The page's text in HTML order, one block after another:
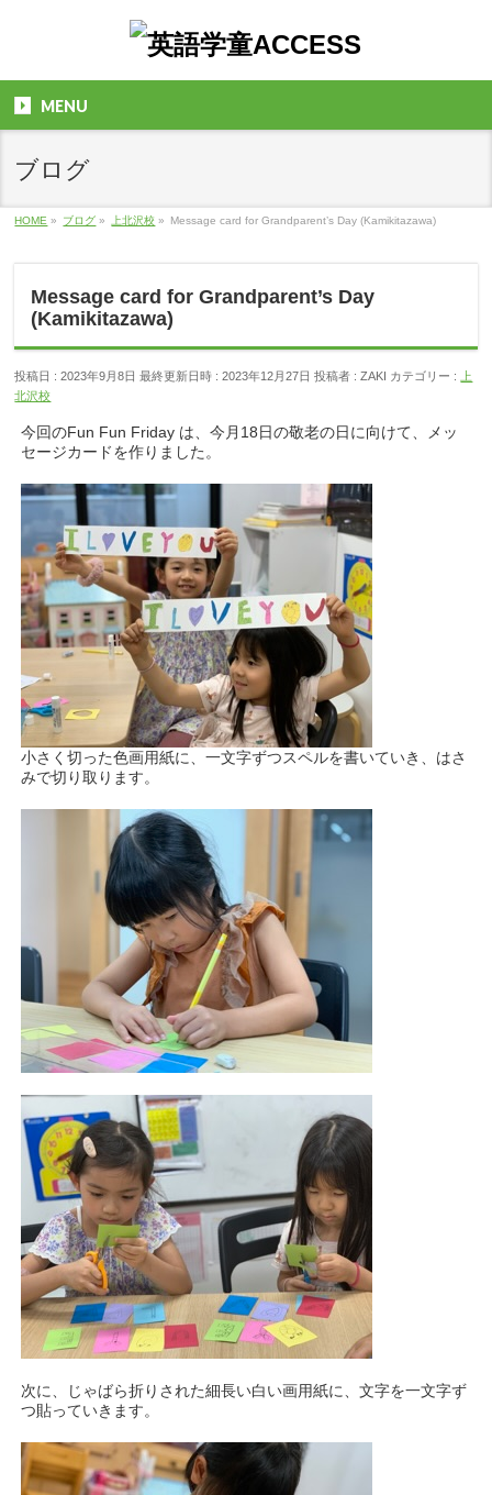
MENU
ブログ
HOME » ブログ » 上北沢校 » Message card for Grandparent’s Day (Kamikitazawa)
Message card for Grandparent’s Day
(Kamikitazawa)
投稿日 : 2023年9月8日 最終更新日時 : 2023年12月27日 投稿者 :ZAKI カテゴリー :
上
北沢校
今回のFun Fun Friday は、今月18日の敬老の日に向けて、メッ
セージカードを作りました。
小さく切った色画用紙に、一文字ずつスペルを書いていき、はさ
みで切り取ります。
次に、じゃばら折りされた細長い白い画用紙に、文字を一文字ず
つ貼っていきます。